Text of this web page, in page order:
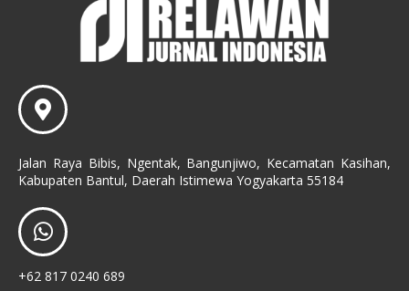
Jalan Raya Bibis, Ngentak, Bangunjiwo, Kecamatan Kasihan,
Kabupaten Bantul, Daerah Istimewa Yogyakarta 55184
+62 817 0240 689